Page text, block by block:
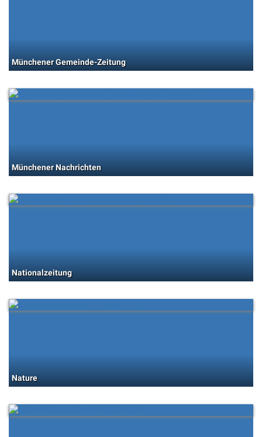
Münchener Gemeinde-Zeitung
Münchener Nachrichten
Nationalzeitung
Nature